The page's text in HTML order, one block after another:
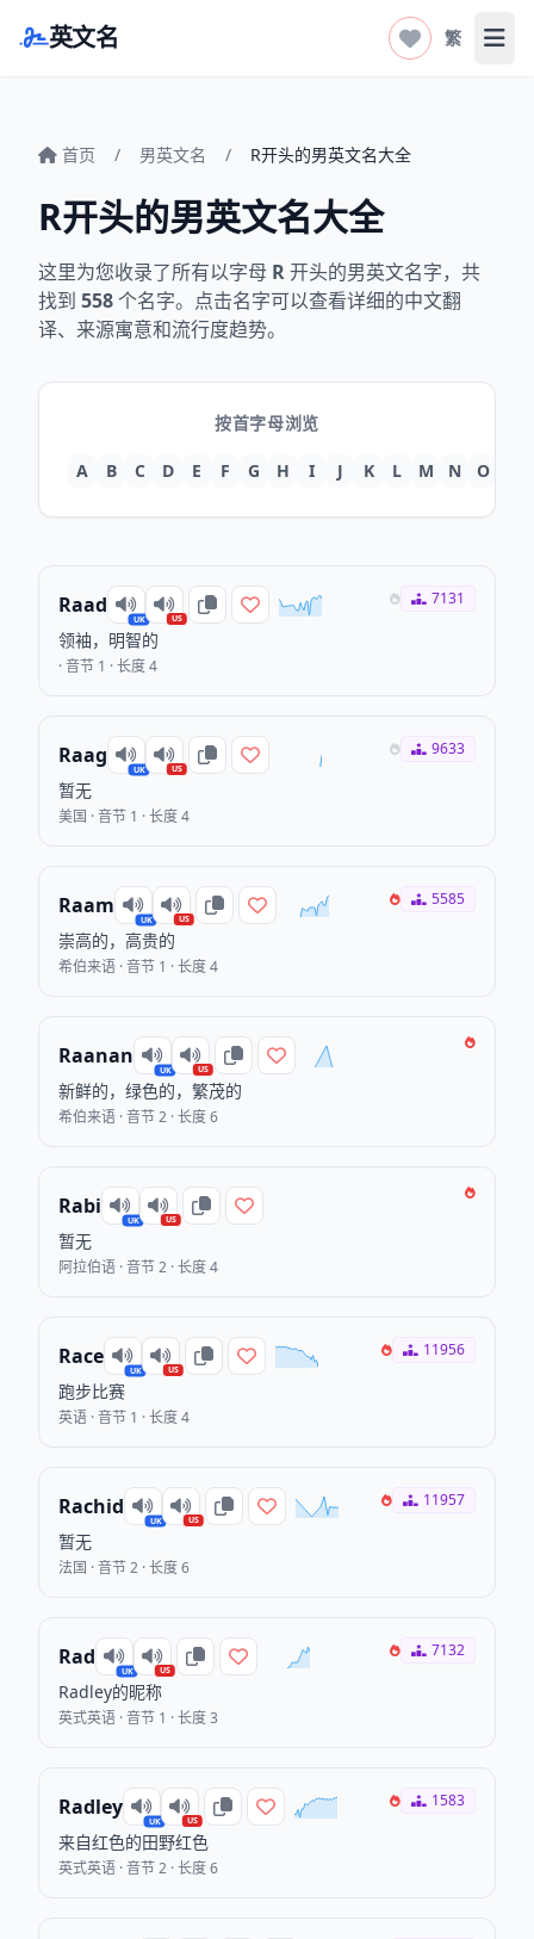
英文名 繁 打
首页 / 男英文名 / R开头的男英文名大全
R开头的男英文名大全
这里为您收录了所有以字母 R开头的男英文名字，共
找到 558个名字。点击名字可以查看详细的中文翻
译、来源寓意和流行度趋势。
按首字母浏览
A B C D E F G H I J K L M N O
Raad
UK US
领袖，明智的
· 音节 1 · 长度 4
7131
Raag
UK US
暂无
美国 · 音节 1 · 长度 4
9633
Raam
UK US
崇高的，高贵的
希伯来语 · 音节 1 · 长度 4
5585
Raanan
UK US
新鲜的，绿色的，繁茂的
希伯来语 · 音节 2 · 长度 6
Rabi
UK US
暂无
阿拉伯语 · 音节 2 · 长度 4
Race
UK US
跑步比赛
英语 · 音节 1 · 长度 4
11956
Rachid
UK US
暂无
法国 · 音节 2 · 长度 6
11957
Rad
UK US
Radley的昵称
英式英语 · 音节 1 · 长度 3
7132
Radley
UK US
来自红色的田野红色
英式英语 · 音节 2 · 长度 6
1583